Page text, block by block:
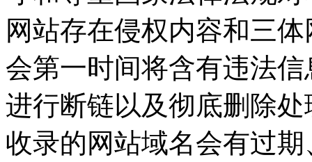
网站存在侵权内容和三
会第一时间将含有违法
进行断链以及彻底删除
收录的网站域名会有过